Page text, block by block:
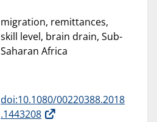
migration, remittances,
skill level, brain drain, Sub-
Saharan Africa
doi:10.1080/00220388.2018
.1443208